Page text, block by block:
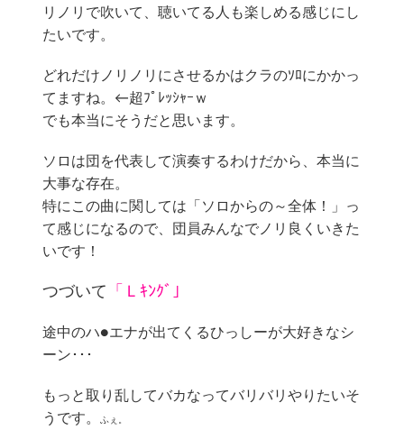
リノリで吹いて、聴いてる人も楽しめる感じにし
たいです。
どれだけノリノリにさせるかはクラのｿﾛにかかっ
てますね。←超ﾌﾟﾚｯｼｬｰｗ
でも本当にそうだと思います。
ソロは団を代表して演奏するわけだから、本当に
大事な存在。
特にこの曲に関しては「ソロからの～全体！」っ
て感じになるので、団員みんなでノリ良くいきた
いです！
つづいて 「Ｌｷﾝｸﾞ」
途中のハ●エナが出てくるひっしーが大好きなシ
ーン･･･
もっと取り乱してバカなってバリバリやりたいそ
うです。
ふぇ。